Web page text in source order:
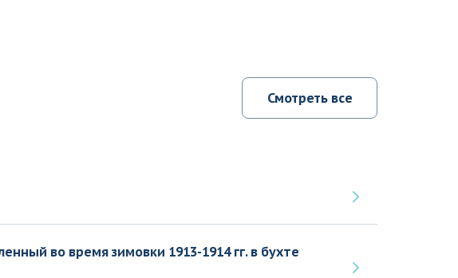
Смотреть все
во время зимовки 1913-1914 гг. в бухте